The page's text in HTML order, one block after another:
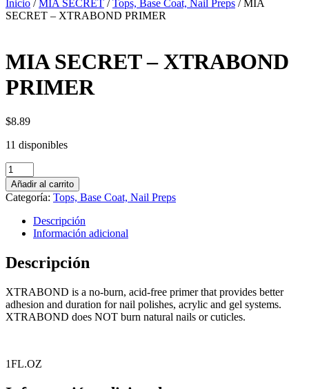
Inicio /MIA SECRET /Tops, Base Coat, Nail Preps / MIA
SECRET – XTRABOND PRIMER
MIA SECRET – XTRABOND
PRIMER
$8.89
11 disponibles
MIA
SECRET
-
XTRABOND
PRIMER
cantidad
Añadir al carrito
Categoría: Tops, Base Coat, Nail Preps
Descripción
Información adicional
Descripción
XTRABOND is a no-burn, acid-free primer that provides better
adhesion and duration for nail polishes, acrylic and gel systems.
XTRABOND does NOT burn natural nails or cuticles.
1FL.OZ